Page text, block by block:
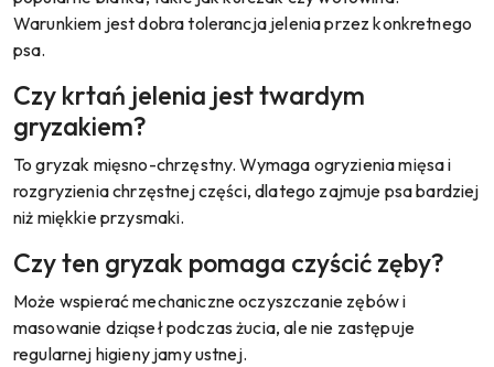
Warunkiem jest dobra tolerancja jelenia przez konkretnego
psa.
Czy krtań jelenia jest twardym
gryzakiem?
To gryzak mięsno-chrzęstny. Wymaga ogryzienia mięsa i
rozgryzienia chrzęstnej części, dlatego zajmuje psa bardziej
niż miękkie przysmaki.
Czy ten gryzak pomaga czyścić zęby?
Może wspierać mechaniczne oczyszczanie zębów i
masowanie dziąseł podczas żucia, ale nie zastępuje
regularnej higieny jamy ustnej.